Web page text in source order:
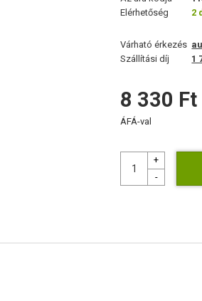
Elérhetőség
2
Várható érkezés
Szállítási díj
1
8 330 Ft
ÁFÁ-val